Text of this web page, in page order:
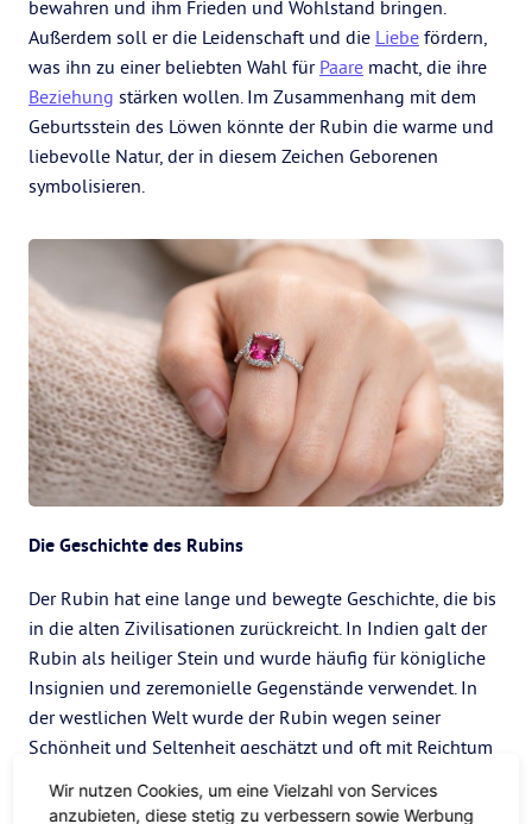
bewahren und ihm Frieden und Wohlstand bringen.
Außerdem soll er die Leidenschaft und die Liebe fördern,
was ihn zu einer beliebten Wahl für Paare macht, die ihre
Beziehung stärken wollen. Im Zusammenhang mit dem
Geburtsstein des Löwen könnte der Rubin die warme und
liebevolle Natur, der in diesem Zeichen Geborenen
symbolisieren.
Die Geschichte des Rubins
Der Rubin hat eine lange und bewegte Geschichte, die bis
in die alten Zivilisationen zurückreicht. In Indien galt der
Rubin als heiliger Stein und wurde häufig für königliche
Insignien und zeremonielle Gegenstände verwendet. In
der westlichen Welt wurde der Rubin wegen seiner
Schönheit und Seltenheit geschätzt und oft mit Reichtum
Rubine sehr begehrt und gelten als einer der wertvollsten
Wir nutzen Cookies, um eine Vielzahl von Services
anzubieten, diese stetig zu verbessern sowie Werbung